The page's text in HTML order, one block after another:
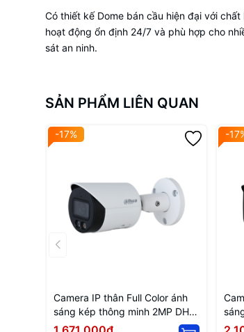
Có thiết kế Dome bán cầu hiện đại với
hoạt động ổn định 24/7 và phù hợp cho
sát an ninh.
SẢN PHẨM LIÊN QUAN
-17%
Camera IP thân Full Color ánh
sáng kép thông minh 2MP DH-
IPC-HFW2249S-S-IL
-